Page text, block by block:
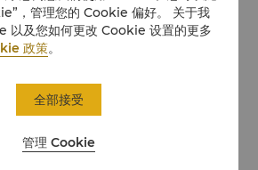
一应俱全的酒店设施，可以饱览都市风
而满足多人出行的旅居需求。
政套房和一间豪华客房
风光
英尺
，管理您的 Cookie 偏好。 关于我
以及您如何更改 Cookie 设置的更多
政策。
管理 Cookie
全部接受